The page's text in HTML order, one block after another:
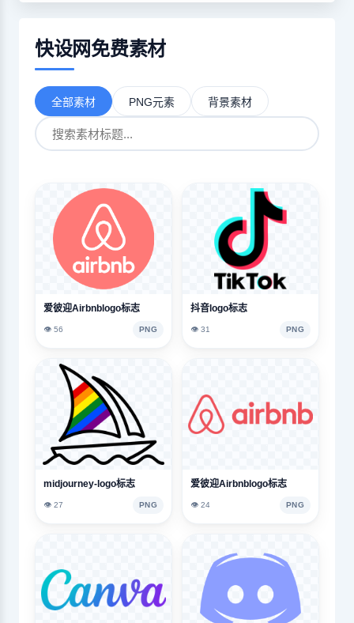
快设网免费素材
全部素材 PNG元素 背景素材
爱彼迎Airbnblogo标志
👁️ 56 PNG
抖音logo标志
👁️ 31 PNG
midjourney-logo标志
👁️ 27 PNG
爱彼迎Airbnblogo标志
👁️ 24 PNG